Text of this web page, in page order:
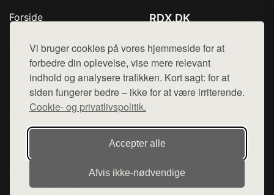
Vi bruger cookies på vores hjemmeside for at
forbedre din oplevelse, vise mere relevant
indhold og analysere trafikken. Kort sagt: for at
siden fungerer bedre – ikke for at være irriterende.
Cookie- og privatlivspolitik.
Accepter alle
Afvis ikke‑nødvendige
Forside
Top Rabatter
Blog
Kontakt
RDX.DK
Mail: hej@want.dk
Cookie- og privatlivspolitik
Denne side er en del af want.dk, der udgiver en række
hjemmesider med præsentation af forskellige produkter fra
diverse webshops. Der sælges ikke varer fra denne side - vi
henviser til de shops, som sælger varen. Vi har heller ikke